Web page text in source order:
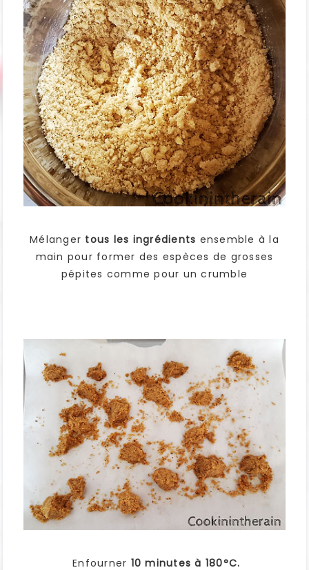
Mélanger tous les ingrédients ensemble à la
main pour former des espèces de grosses
pépites comme pour un crumble
Enfourner 10 minutes à 180°C.